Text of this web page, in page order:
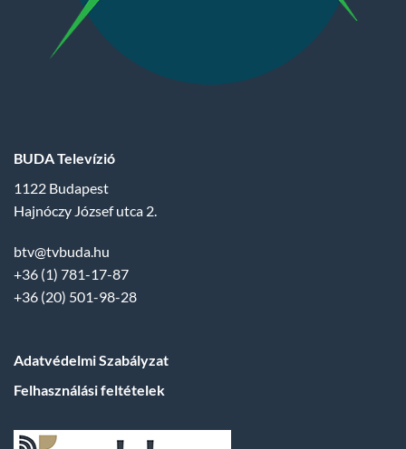
BUDA Televízió
1122 Budapest
Hajnóczy József utca 2.
btv@tvbuda.hu
+36 (1) 781-17-87
+36 (20) 501-98-28
Adatvédelmi Szabályzat
Felhasználási feltételek